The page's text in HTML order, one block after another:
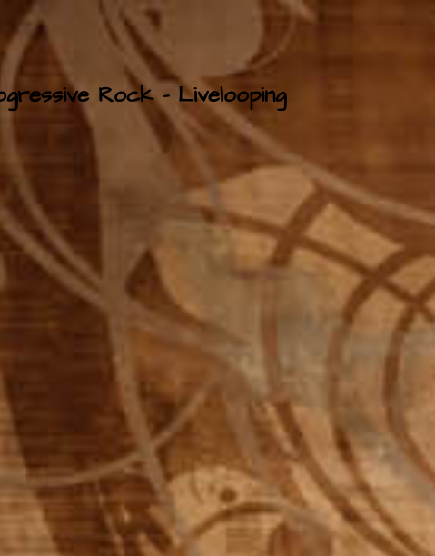
Rock – Livelooping